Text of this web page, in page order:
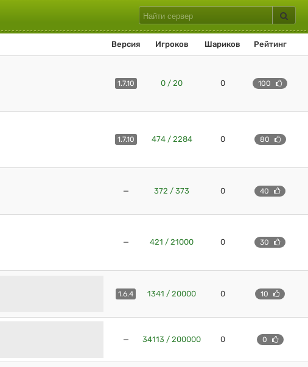
Версия Игроков Шариков Рейтинг
1.7.10 0 / 20 0 100
1.7.10 474 / 2284 0 80
— 372 / 373 0 40
— 421 / 21000 0 30
1.6.4 1341 / 20000 0 10
— 34113 / 200000 0 0